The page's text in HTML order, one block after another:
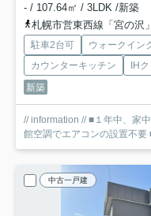
- / 107.64㎡ / 3LDK /新築
札幌市営東西線「宮の沢
駐車2台可 ウォークイン
カウンターキッチン
IH
新築
// information // ■１年中、家
館空調でエアコンの設置不要
中古一戸建